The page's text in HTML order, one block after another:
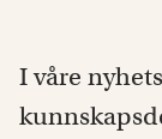
I våre